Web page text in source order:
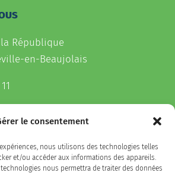
le consentement
nous utilisons des technologies telles
et/ou accéder aux informations des appareils.
nous permettra de traiter des données
République
en-Beaujolais
l'appli Belleville
smartphone